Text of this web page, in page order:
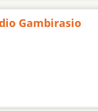
Gambirasio